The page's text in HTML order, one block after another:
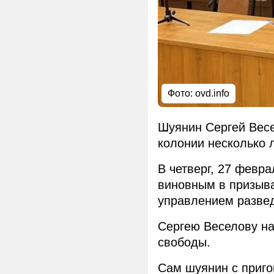
Фото: ovd.info
Шуянин Сергей
колонии несколько
В четверг, 27
виновным в
управлением
Сергею Веселову
свободы.
Сам шуянин с